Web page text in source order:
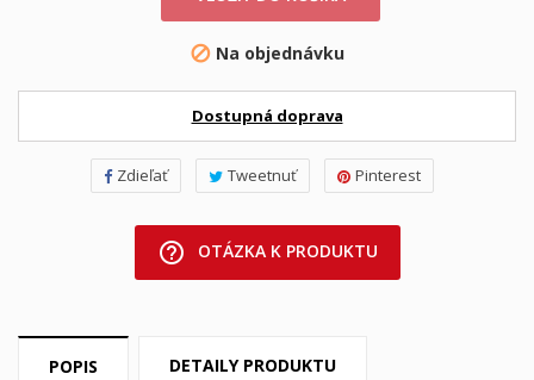
 Na objednávku
Dostupná doprava
Zdieľať Tweetnuť Pinterest
help_outline OTÁZKA K PRODUKTU
POPIS DETAILY PRODUKTU